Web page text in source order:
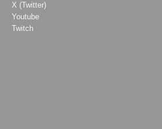
X (Twitter)
Youtube
Twitch